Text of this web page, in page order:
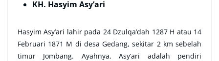
KH. Hasyim Asy’ari
Hasyim Asy’ari lahir pada 24 Dzulqa’dah 1287 H atau 14
Februari 1871 M di desa Gedang, sekitar 2 km sebelah
timur Jombang. Ayahnya, Asy’ari adalah pendiri